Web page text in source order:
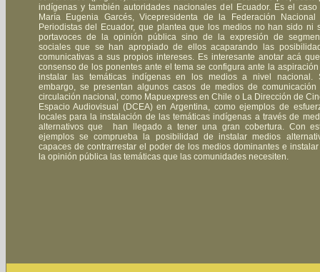
indígenas y también autoridades nacionales del Ecuador. Es el caso
María Eugenia Garcés, Vicepresidenta de la Federación Nacional
Periodistas del Ecuador, que plantea que los medios no han sido ni
portavoces de la opinión pública sino de la expresión de
sociales que se han apropiado de ellos acaparando las
comunicativas a sus propios intereses. Es interesante anotar acá
consenso de los ponentes ante el tema se configura ante la
instalar las temáticas indígenas en los medios a nivel nacional.
embargo, se presentan algunos casos de medios de comunicación
circulación nacional, como Mapuexpress en Chile o La Dirección de
Espacio Audiovisual (DCEA) en Argentina, como ejemplos de
locales para la instalación de las temáticas indígenas a través de
alternativos que han llegado a tener una gran cobertura. Con
ejemplos se comprueba la posibilidad de instalar medios
capaces de contrarrestar el poder de los medios dominantes e
la opinión pública las temáticas que las comunidades necesiten.